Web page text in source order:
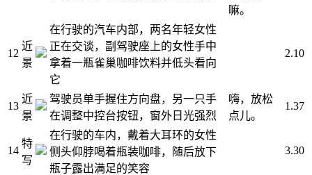
嘛。
12
近
景
在行驶的汽车内部，两名年轻女性
正在交谈，副驾驶座上的女性手中
拿着一瓶雀巢咖啡饮料并低头看向
它
2.10
13
近
景
驾驶员单手握住方向盘，另一只手
在调整中控台按钮，窗外日光强烈
嗨，放松
点儿。
1.37
14
特
写
在行驶的车内，戴着大耳环的女性
侧头仰脖喝着瓶装咖啡，随后放下
瓶子露出满足的笑容
3.30